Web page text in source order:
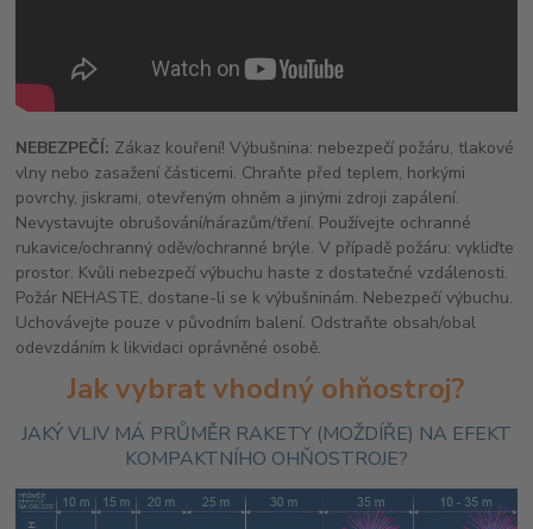
NEBEZPEČÍ: Zákaz kouření! Výbušnina: nebezpečí požáru, tlakové
vlny nebo zasažení částicemi. Chraňte před teplem, horkými
povrchy, jiskrami, otevřeným ohněm a jinými zdroji zapálení.
Nevystavujte obrušování/nárazům/tření. Používejte ochranné
rukavice/ochranný oděv/ochranné brýle. V případě požáru: vykliďte
prostor. Kvůli nebezpečí výbuchu haste z dostatečné vzdálenosti.
Požár NEHASTE, dostane-li se k výbušninám. Nebezpečí výbuchu.
Uchovávejte pouze v původním balení. Odstraňte obsah/obal
odevzdáním k likvidaci oprávněné osobě.
Jak vybrat vhodný ohňostroj?
JAKÝ VLIV MÁ PRŮMĚR RAKETY (MOŽDÍŘE) NA EFEKT
KOMPAKTNÍHO OHŇOSTROJE?